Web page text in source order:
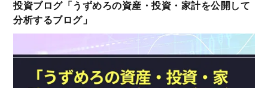
投資ブログ「うずめろの資産・投資・家計を公開して
分析するブログ」